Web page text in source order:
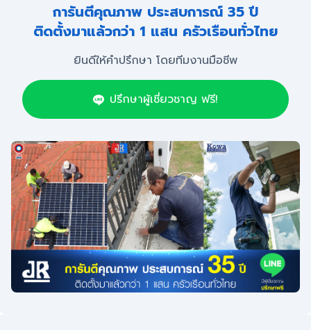
การันตีคุณภาพ ประสบการณ์ 35 ปี
ติดตั้งมาแล้วกว่า 1 แสน ครัวเรือนทั่วไทย
ยินดีให้คำปรึกษา โดยทีมงานมือชีพ
ปรึกษาผู้เชี่ยวชาญ ฟรี!